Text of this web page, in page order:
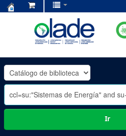
OLADE
-
Ir